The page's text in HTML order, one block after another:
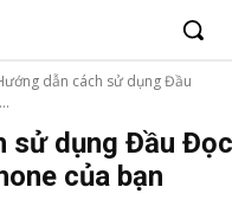
dẫn cách sử dụng Đầu
sử dụng Đầu Đọc
của bạn